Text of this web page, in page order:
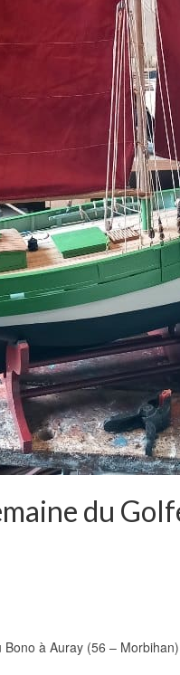
du
Bono à Auray (56 –